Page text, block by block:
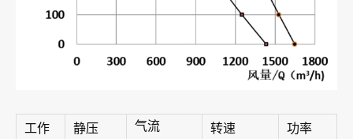
工作
静压
气流
转速
功率